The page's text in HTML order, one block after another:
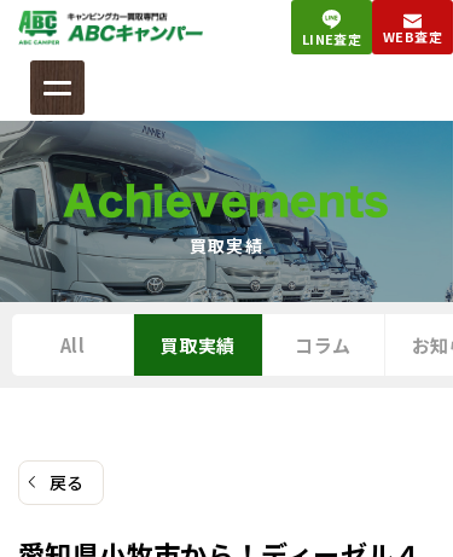
ツ
へ
ス
キ
ッ
プ
LINE査定 WEB査定
Achievements
買取実績
All 買取実績 コラム お知
戻る